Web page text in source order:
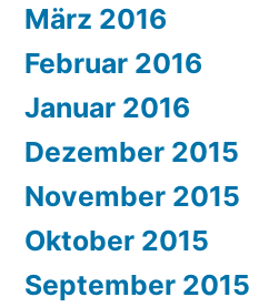
März 2016
Februar 2016
Januar 2016
Dezember 2015
November 2015
Oktober 2015
September 2015